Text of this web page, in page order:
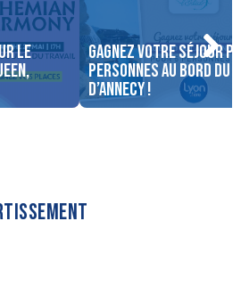
le
Gagnez votre séjour
personnes au bord du
d’Annecy !